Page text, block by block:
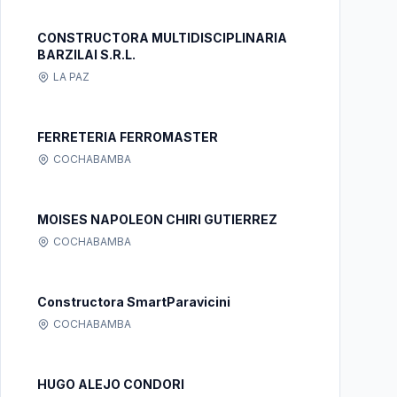
CONSTRUCTORA MULTIDISCIPLINARIA
BARZILAI S.R.L.
LA PAZ
FERRETERIA FERROMASTER
COCHABAMBA
MOISES NAPOLEON CHIRI GUTIERREZ
COCHABAMBA
Constructora SmartParavicini
COCHABAMBA
HUGO ALEJO CONDORI